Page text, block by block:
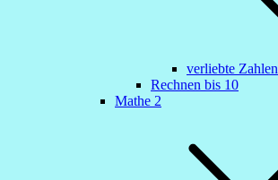
verliebte Zahlen
Rechnen bis 10
Mathe 2